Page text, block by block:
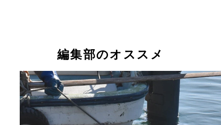
編集部のオススメ